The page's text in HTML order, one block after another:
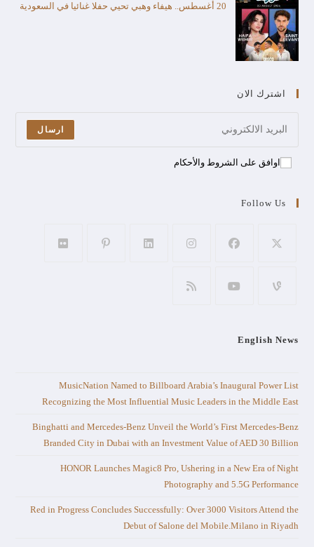
20 أغسطس.. هيفاء وهبي تحيي حفلا غنائيا في السعودية
اشترك الان
ارسال
اوافق على الشروط والأحكام
Follow Us
English News
MusicNation Named to Billboard Arabia’s Inaugural Power List
Recognizing the Most Influential Music Leaders in the Middle East
Binghatti and Mercedes-Benz Unveil the World’s First Mercedes-Benz
Branded City in Dubai with an Investment Value of AED 30 Billion
HONOR Launches Magic8 Pro, Ushering in a New Era of Night
Photography and 5.5G Performance
Red in Progress Concludes Successfully: Over 3000 Visitors Attend the
Debut of Salone del Mobile.Milano in Riyadh